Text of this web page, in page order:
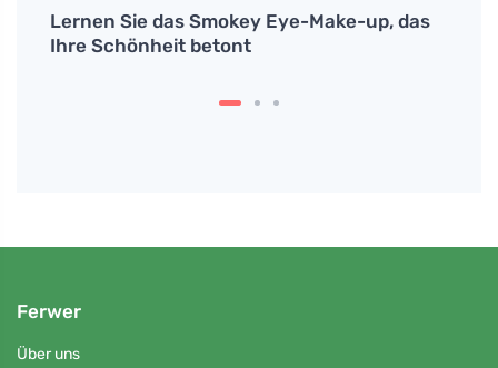
Lernen Sie das Smokey Eye-Make-up, das
Ihre Schönheit betont
Ferwer
Über uns